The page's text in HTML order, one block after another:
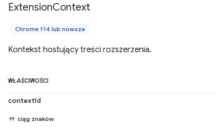
ExtensionContext
Chrome 114 lub nowsza
Kontekst hostujący treści rozszerzenia.
WŁAŚCIWOŚCI
contextId
ciąg znaków